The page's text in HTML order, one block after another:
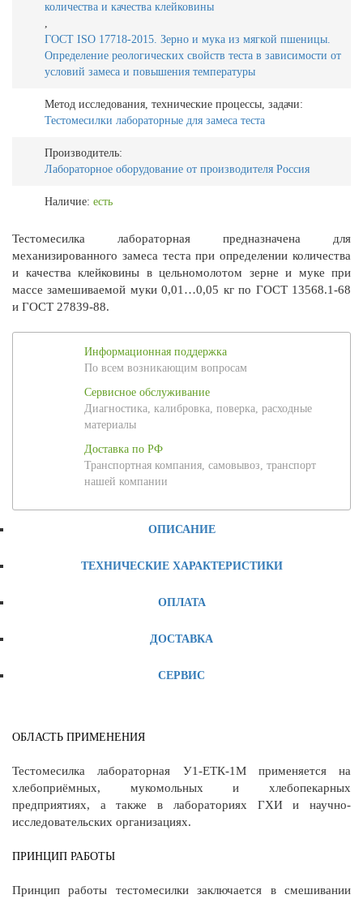
количества и качества клейковины
,
ГОСТ ISO 17718-2015. Зерно и мука из мягкой пшеницы.
Определение реологических свойств теста в зависимости от
условий замеса и повышения температуры
Метод исследования, технические процессы, задачи:
Тестомесилки лабораторные для замеса теста
Производитель:
Лабораторное оборудование от производителя Россия
Наличие: есть
Тестомесилка лабораторная предназначена для
механизированного замеса теста при определении количества
и качества клейковины в цельномолотом зерне и муке при
массе замешиваемой муки 0,01…0,05 кг по ГОСТ 13568.1-68
и ГОСТ 27839-88.
Информационная поддержка
По всем возникающим вопросам
Сервисное обслуживание
Диагностика, калибровка, поверка, расходные
материалы
Доставка по РФ
Транспортная компания, самовывоз, транспорт
нашей компании
ОПИСАНИЕ
ТЕХНИЧЕСКИЕ ХАРАКТЕРИСТИКИ
ОПЛАТА
ДОСТАВКА
СЕРВИС
ОБЛАСТЬ ПРИМЕНЕНИЯ
Тестомесилка лабораторная У1-ЕТК-1М применяется на
хлебоприёмных, мукомольных и хлебопекарных
предприятиях, а также в лабораториях ГХИ и научно-
исследовательских организациях.
ПРИНЦИП РАБОТЫ
Принцип работы тестомесилки заключается в смешивании